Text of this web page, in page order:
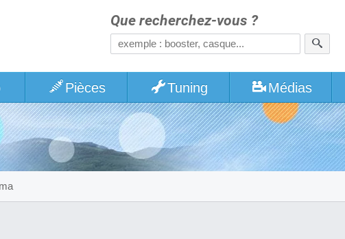
Que recherchez-vous ?
Pièces Tuning Médias